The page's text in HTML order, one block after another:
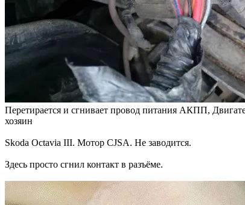
Перетирается и сгнивает провод питания АКПП,
хозяин
Skoda Octavia III. Мотор CJSA. Не заводится.
Здесь просто сгнил контакт в разъёме.